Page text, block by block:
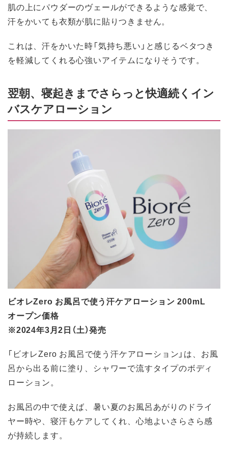
肌の上にパウダーのヴェールができるような感覚で、
汗をかいても衣類が肌に貼りつきません。
これは、汗をかいた時「気持ち悪い」と感じるベタつき
を軽減してくれる心強いアイテムになりそうです。
翌朝、寝起きまでさらっと快適続くイン
バスケアローション
ビオレZero お風呂で使う汗ケアローション 200mL
オープン価格
※2024年3月2日（土）発売
「ビオレZero お風呂で使う汗ケアローション」は、お風
呂から出る前に塗り、シャワーで流すタイプのボディ
ローション。
お風呂の中で使えば、暑い夏のお風呂あがりのドライ
ヤー時や、寝汗もケアしてくれ、心地よいさらさら感
が持続します。